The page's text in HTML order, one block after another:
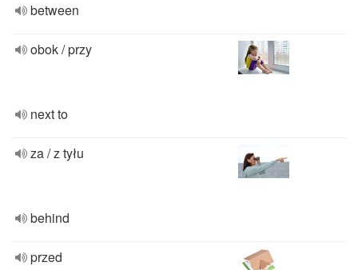
between
obok / przy
next to
za / z tyłu
behind
przed